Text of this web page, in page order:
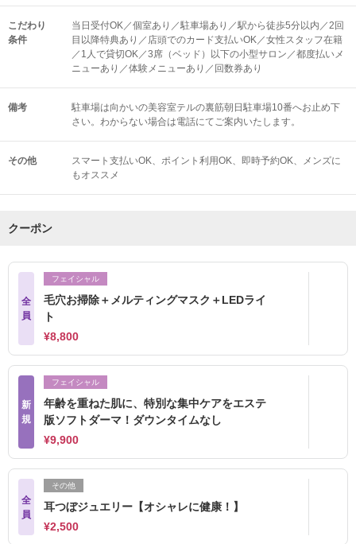
こだわり
条件
当日受付OK／個室あり／駐車場あり／駅から徒歩5分以内／2回
目以降特典あり／店頭でのカード支払いOK／女性スタッフ在籍
／1人で貸切OK／3席（ベッド）以下の小型サロン／都度払いメ
ニューあり／体験メニューあり／回数券あり
備考
駐車場は向かいの美容室テルの裏筋朝日駐車場10番へお止め下
さい。わからない場合は電話にてご案内いたします。
その他 スマート支払いOK ポイント利用OK 即時予約OK
メンズに
もオススメ
クーポン
全
員
フェイシャル
毛穴お掃除＋メルティングマスク＋LEDライ
ト
¥8,800
新
規
フェイシャル
年齢を重ねた肌に、特別な集中ケアをエステ
版ソフトダーマ！ダウンタイムなし
¥9,900
全
員
その他
耳つぼジュエリー【オシャレに健康！】
¥2,500